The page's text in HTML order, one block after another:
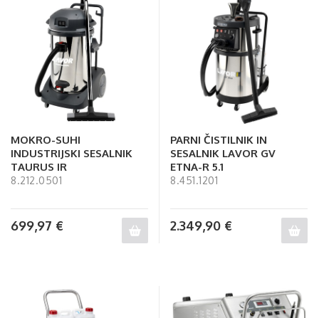
MOKRO-SUHI
INDUSTRIJSKI SESALNIK
TAURUS IR
8.212.0501
699,97 €
PARNI ČISTILNIK IN
SESALNIK LAVOR GV
ETNA-R 5.1
8.451.1201
2.349,90 €